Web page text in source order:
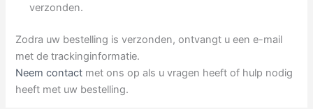
verzonden.
Zodra uw bestelling is verzonden, ontvangt u een e-mail
met de trackinginformatie.
Neem contact met ons op als u vragen heeft of hulp nodig
heeft met uw bestelling.